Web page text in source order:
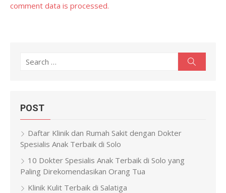
comment data is processed.
Search
POST
Daftar Klinik dan Rumah Sakit dengan Dokter
Spesialis Anak Terbaik di Solo
10 Dokter Spesialis Anak Terbaik di Solo yang
Paling Direkomendasikan Orang Tua
Klinik Kulit Terbaik di Salatiga